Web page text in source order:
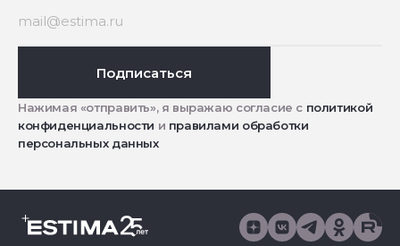
Подписаться
Нажимая «отправить», я выражаю согласие с политикой
конфиденциальности и правилами обработки
персональных данных